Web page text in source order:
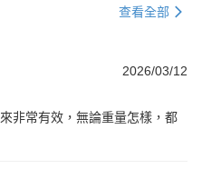
查看全部
2026/03/12
非常有效，無論重量怎樣，都